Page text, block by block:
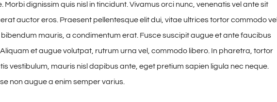
Morbi dignissim quis nisl in tincidunt. Vivamus orci nunc, venenatis vel ante sit
auctor eros. Praesent pellentesque elit dui, vitae ultrices tortor commodo vel.
mauris, a condimentum erat. Fusce suscipit augue et ante faucibus
et augue volutpat, rutrum urna vel, commodo libero. In pharetra, tortor
vestibulum, mauris nisl dapibus ante, eget pretium sapien ligula nec neque.
non augue a enim semper varius.